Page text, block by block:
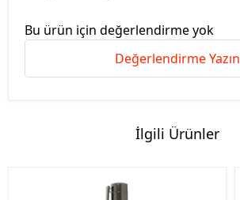
Bu ürün için değerlendirme yok
Değerlendirme Yazın
İlgili Ürünler